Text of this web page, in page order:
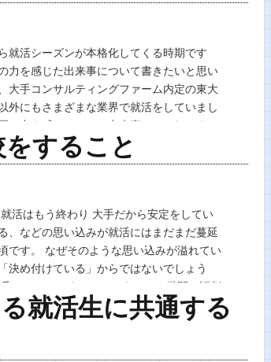
就活シーズンが本格化してくる時期です
力を感じた出来事について書きたいと思い
大手コンサルティングファーム内定の東大
外にもさまざまな業界で就活をしていまし
の力を感じた３つの出来事と、それによっ
と思います。就活の合間の息抜きに…
すること
活はもう終わり 大手だから安定をしてい
、などの思い込みが就活にはまだまだ蔓延
です。 なぜそのような思い込みが溢れてい
決め付けている」からではないでしょう
みにしてしまったり、あるいは世間の評判
しまったり･…
就活生に共通する